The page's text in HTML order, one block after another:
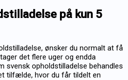
på kun 5
ønsker du normalt at få
det flere uger og endda
svensk opholdstilladelse behandles
tilfælde, hvor du får tildelt en